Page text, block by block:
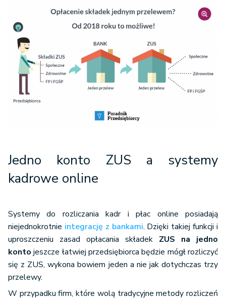
Jedno konto ZUS a systemy
kadrowe online
Systemy do rozliczania kadr i płac online posiadają
niejednokrotnie integrację z bankami. Dzięki takiej funkcji i
uproszczeniu zasad opłacania składek ZUS na jedno
konto jeszcze łatwiej przedsiębiorca będzie mógł rozliczyć
się z ZUS, wykona bowiem jeden a nie jak dotychczas trzy
przelewy.
W przypadku firm, które wolą tradycyjne metody rozliczeń